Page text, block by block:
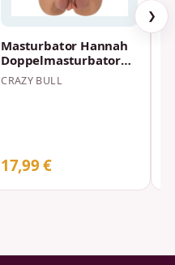
Masturbator Hannah
Doppelmasturbator
Vagina & Anus dunkler
Hautton
CRAZY BULL
17,99 €
❯